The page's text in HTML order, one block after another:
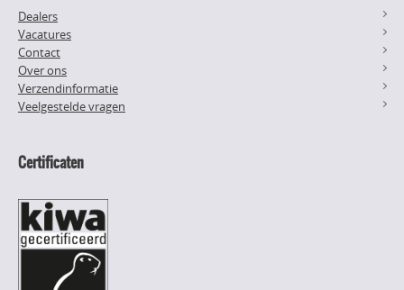
Dealers
Vacatures
Contact
Over ons
Verzendinformatie
Veelgestelde vragen
Certificaten